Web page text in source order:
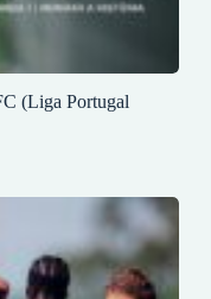
(Liga Portugal